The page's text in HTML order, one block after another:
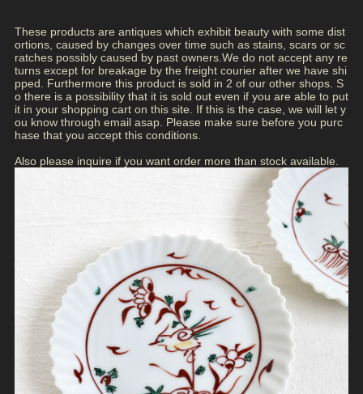
These products are antiques which exhibit beauty with some dist
ortions, caused by changes over time such as stains, scars or sc
ratches possibly caused by past owners.We do not accept any re
turns except for breakage by the freight courier after we have shi
pped. Furthermore this product is sold in 2 of our other shops. S
o there is a possibility that it is sold out even if you are able to put
it in your shopping cart on this site. If this is the case, we will let y
ou know through email asap. Please make sure before you purc
hase that you accept this conditions.
Also please inquire if you want order more than stock available.